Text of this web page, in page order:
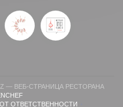
— ВЕБ-СТРАНИЦА РЕСТОРАНА
((ОТКРЫВАЕТСЯ В НОВОМ
ОТВЕТСТВЕННОСТИ